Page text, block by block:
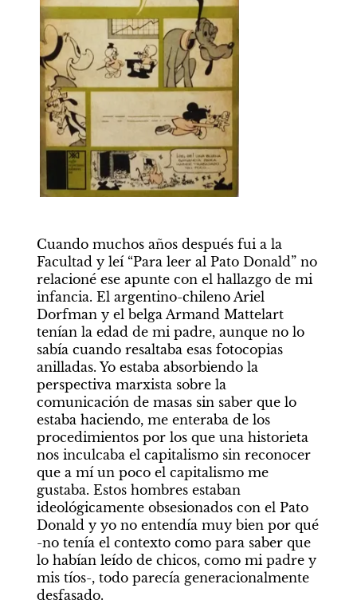
Cuando muchos años después fui a la
Facultad y leí “Para leer al Pato Donald” no
relacioné ese apunte con el hallazgo de mi
infancia. El argentino-chileno Ariel
Dorfman y el belga Armand Mattelart
tenían la edad de mi padre, aunque no lo
sabía cuando resaltaba esas fotocopias
anilladas. Yo estaba absorbiendo la
perspectiva marxista sobre la
comunicación de masas sin saber que lo
estaba haciendo, me enteraba de los
procedimientos por los que una historieta
nos inculcaba el capitalismo sin reconocer
que a mí un poco el capitalismo me
gustaba. Estos hombres estaban
ideológicamente obsesionados con el Pato
Donald y yo no entendía muy bien por qué
-no tenía el contexto como para saber que
lo habían leído de chicos, como mi padre y
mis tíos-, todo parecía generacionalmente
desfasado.